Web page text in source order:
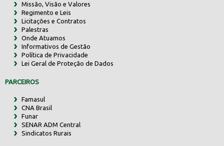
Missão, Visão e Valores
Regimento e Leis
Licitações e Contratos
Palestras
Onde Atuamos
Informativos de Gestão
Política de Privacidade
Lei Geral de Proteção de Dados
PARCEIROS
Famasul
CNA Brasil
Funar
SENAR ADM Central
Sindicatos Rurais